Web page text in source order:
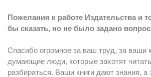
Пожелания к работе Издательства и
бы сказать, но не было задано
Спасибо огромное за ваш труд, за ваши
думающие люди, которые захотят
разбираться. Ваши книги дают знания, а